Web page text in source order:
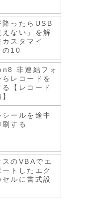
降ったらUSB
えない」を解
スタマイ
の10
非連結フォ
らレコードを
【レコード
シールを途中
する
スのVBAでエ
ートしたエク
セルに書式設